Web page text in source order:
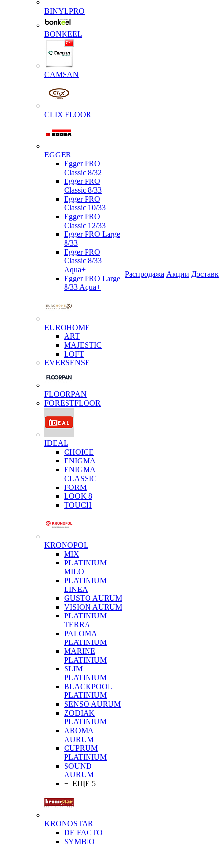
BINYLPRO
BONKEEL
CAMSAN
CLIX FLOOR
EGGER
Egger PRO
Classic 8/32
Egger PRO
Classic 8/33
Egger PRO
Classic 10/33
Egger PRO
Classic 12/33
Egger PRO Large
8/33
Egger PRO
Classic 8/33
Aqua+
Egger PRO Large
8/33 Aqua+
EUROHOME
ART
MAJESTIC
LOFT
EVERSENSE
FLOORPAN
FORESTFLOOR
IDEAL
CHOICE
ENIGMA
ENIGMA
CLASSIC
FORM
LOOK 8
TOUCH
KRONOPOL
MIX
PLATINIUM
MILO
PLATINIUM
LINEA
GUSTO AURUM
VISION AURUM
PLATINIUM
TERRA
PALOMA
PLATINIUM
MARINE
PLATINIUM
SLIM
PLATINIUM
BLACKPOOL
PLATINIUM
SENSO AURUM
ZODIAK
PLATINIUM
AROMA
AURUM
CUPRUM
PLATINIUM
SOUND
AURUM
+ ЕЩЕ 5
KRONOSTAR
DE FACTO
SYMBIO
Распродажа Акции